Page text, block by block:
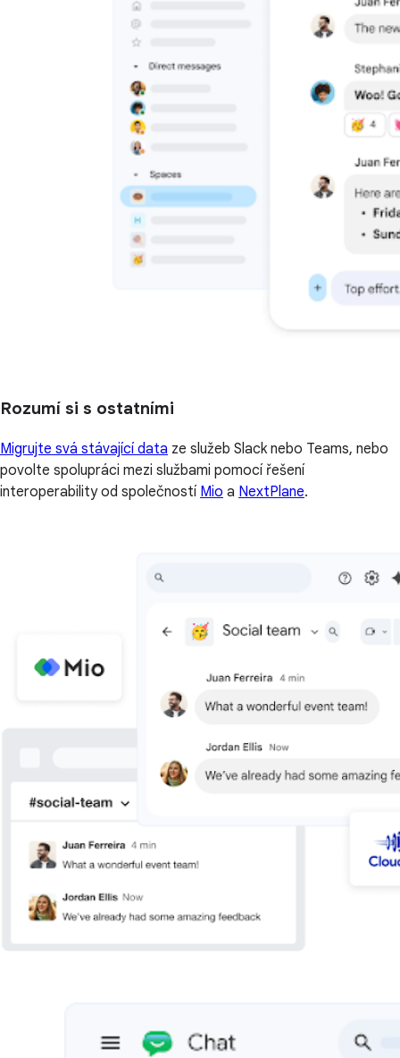
Rozumí si s ostatními
Migrujte svá stávající data ze služeb Slack nebo Teams, nebo
povolte spolupráci mezi službami pomocí řešení
interoperability od společností Mio a NextPlane.